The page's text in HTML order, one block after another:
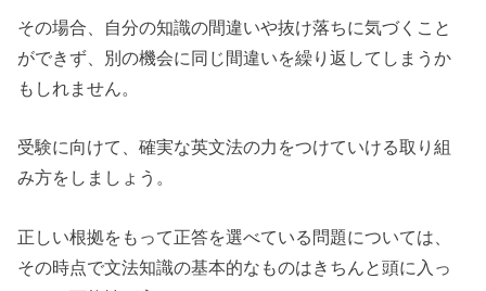
その場合、自分の知識の間違いや抜け落ちに気づくこと
ができず、別の機会に同じ間違いを繰り返してしまうか
もしれません。
受験に向けて、確実な英文法の力をつけていける取り組
み方をしましょう。
正しい根拠をもって正答を選べている問題については、
その時点で文法知識の基本的なものはきちんと頭に入っ